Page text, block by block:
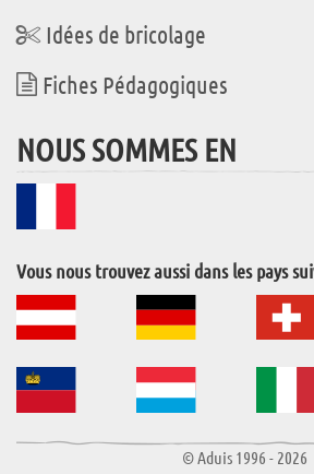
Idées de bricolage
Fiches Pédagogiques
NOUS SOMMES EN
Vous nous trouvez aussi dans les pays
© Aduis 1996 - 2026